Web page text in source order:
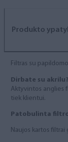
Produkto
Filtras su
Dirbate su akrilu?
Aktyvintos anglies
tiek klientui.
Patobulinta
Naujos kartos